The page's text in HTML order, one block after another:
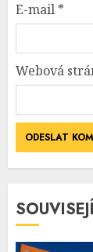
E-mail *
Webová